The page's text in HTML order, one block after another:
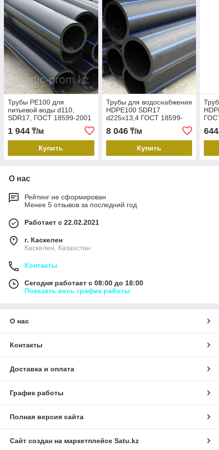
Трубы PE100 для
питьевой воды d110,
SDR17, ГОСТ 18599-2001
1 944 ₸/м
Купить
Трубы для водоснабжения
HDРЕ100 SDR17
d225х13,4 ГОСТ 18599-
8 046₸/м
Купить
644
О нас
Рейтинг не сформирован
Менее 5 отзывов за последний год
Работает с 22.02.2021
г. Каскелен
Каскелен, Казахстан
Контакты
Сегодня работает с 08:00 до 18:00
Показать весь график работы
О нас
Контакты
Доставка и оплата
График работы
Полная версия сайта
Сайт создан на маркетплейсе Satu.kz